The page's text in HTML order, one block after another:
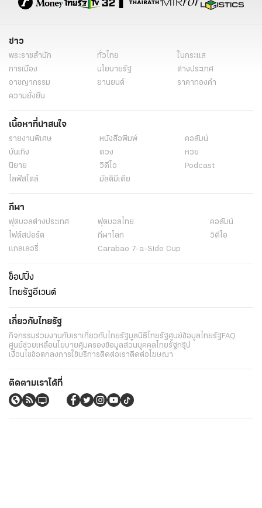
ข่าว
พระราชสำนัก ทั่วไทย
ในกระแส
การเมือง
นโยบายรัฐ
ต่างประเทศ
อาชญากรรม
ยานยนต์
ราคาทองคำ
ความยั่งยืน
เนื้อหาที่น่าสนใจ
รายงานพิเศษ หนังสือพิมพ์
คอลัมน์
บันเทิง
ดวง
หวย
นิยาย
วิดีโอ
Podcast
ไลฟ์สไตล์
มัลติมีเดีย
กีฬา
ฟุตบอลต่่างประเทศ ฟุตบอลไทย
คอลัมน์
ไฟต์สปอร์ต
กีฬาโลก
วิดีโอ
แกลเลอรี่
Carabao 7-a-Side Cup
ช็อปปิ้ง
ไทยรัฐอีเวนต์
เกี่ยวกับไทยรัฐ
กิจกรรมร่วมงานกับเราเกี่ยวกับไทยรัฐมูลนิธิไทยรัฐศูนย์ข้อมูลไทยรัฐ FAQ
ศูนย์ช่วยเหลือนโยบายคุ้มครองข้อมูลส่วนบุคคลไทยรัฐกรุ๊ป
เงื่อนไขข้อตกลงการใช้บริการติดต่อเราติดต่อโฆษณา
ติดตามเราได้ที่